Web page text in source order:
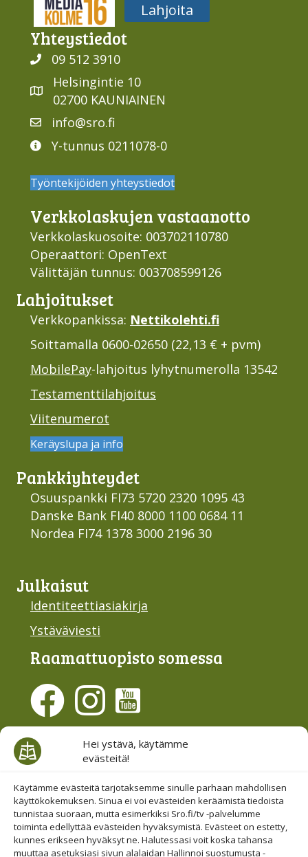
Hei ystävä, käytämme
evästeitä!
Käytämme evästeitä tarjotaksemme sinulle parhaan mahdollisen
käyttökokemuksen. Sinua ei voi evästeiden keräämistä tiedoista
tunnistaa suoraan, mutta esimerkiksi Sro.fi/tv -palvelumme
toiminta edellyttää evästeiden hyväksymistä. Evästeet on estetty,
kunnes erikseen hyväksyt ne. Halutessasi voit koska tahansa
muuttaa asetuksiasi sivun alalaidan Hallinnoi suostumusta -
Media316
Lahjoita
Yhteys­tiedot
09 512 3910
Helsingintie 10
02700 KAUNIAINEN
info@sro.fi
Y-tunnus 0211078-0
Työntekijöiden yhteystiedot
Verkko­laskujen vastaan­otto
Verkkolaskuosoite: 003702110780
Operaattori: OpenText
Välittäjän tunnus: 003708599126
Lahjoi­tukset
Verkkopankissa: Nettikolehti.fi
Soittamalla 0600-02650 (22,13 € + pvm)
MobilePay-lahjoitus lyhytnumerolla 13542
Testamenttilahjoitus
Viitenumerot
Keräyslupa ja info
Pankki­yhteydet
Osuuspankki FI73 5720 2320 1095 43
Danske Bank FI40 8000 1100 0684 11
Nordea FI74 1378 3000 2196 30
Julkaisut
Identiteettiasiakirja
Ystäväviesti
Raamattu­opisto somessa
Evästesuostumus
Hallinnoi evästeitä
Etsi sivuiltamme